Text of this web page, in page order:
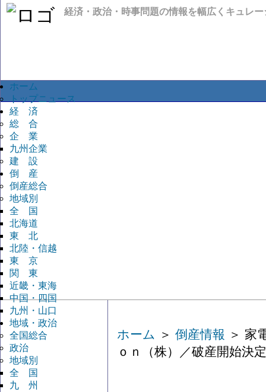
経済・政治・時事問題の情報を幅広くキュレ
ホーム
トップニュース
経 済
総 合
企 業
九州企業
建 設
倒 産
倒産総合
地域別
全 国
北海道
東 北
北陸・信越
東 京
関 東
近畿・東海
中国・四国
九州・山口
地域・政治
全国総合
政治
地域別
全 国
九 州
ホーム ＞ 倒産情報 ＞ 家
ｏｎ（株）／破産開始決定